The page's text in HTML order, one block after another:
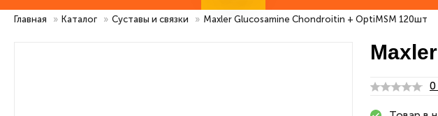
Главная » Каталог » Суставы и связки » Maxler Glucosamine Chondroitin + OptiMSM 120шт
0